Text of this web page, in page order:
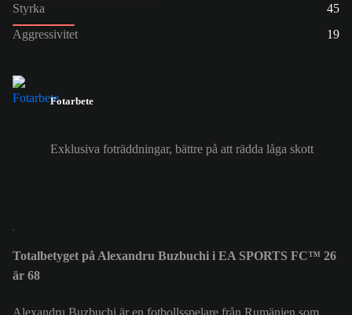
Styrka
45
Aggressivitet
19
Fotarbete
Exklusiva foträddningar, bättre på att rädda låga skott
Totalbetyget på Alexandru Buzbuchi i EA SPORTS FC™ 26
är 68
Alexandru Buzbuchi är en fotbollsspelare från Rumänien som